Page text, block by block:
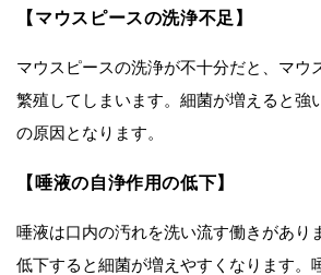
【マウスピースの洗浄不足】
マウスピースの洗浄が不十分だと、マウ
繁殖してしまいます。細菌が増えると強
の原因となります。
【唾液の自浄作用の低下】
唾液は口内の汚れを洗い流す働きがあり
低下すると細菌が増えやすくなります。